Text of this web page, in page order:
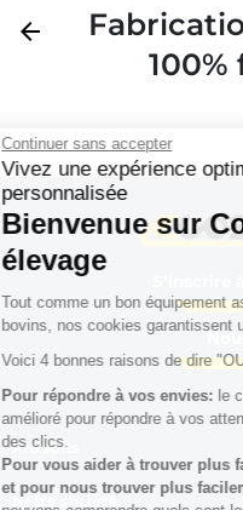
Continuer sans accepter
Vivez une expérience
personnalisée
Bienvenue sur
élevage
Tout comme un bon
bovins, nos cookies
Voici 4 bonnes raisons de dire
Pour répondre à vos envies:
amélioré pour répondre à vos
des clics.
Pour vous aider à trouver
et pour nous trouver plus
Précédent
arrow_back
100%
Produits
Notre société